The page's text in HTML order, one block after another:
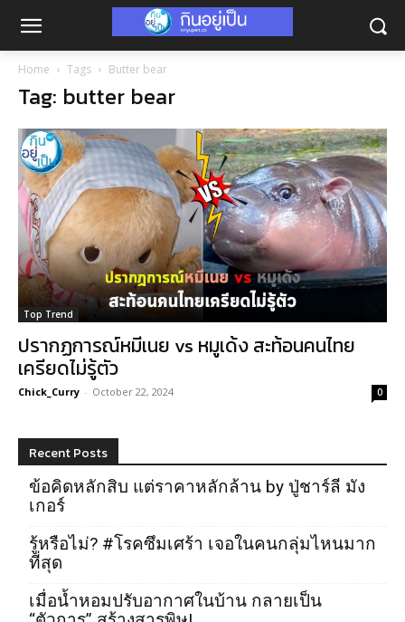
Home Tags Butter bear
Tag: butter bear
Top Trend
ปรากฏการณ์หมีเนย vs หมูเด้ง สะท้อนคนไทย
เครียดไม่รู้ตัว
Chick_Curry - October 22, 2024 0
Recent Posts
ข้อคิดหลักสิบ แต่ราคาหลักล้าน by ปู่ชาร์ลี มัง
เกอร์
รู้หรือไม่? #โรคซึมเศร้า เจอในคนกลุ่มไหนมาก
ที่สุด
เมื่อน้ำหอมปรับอากาศในบ้าน กลายเป็น